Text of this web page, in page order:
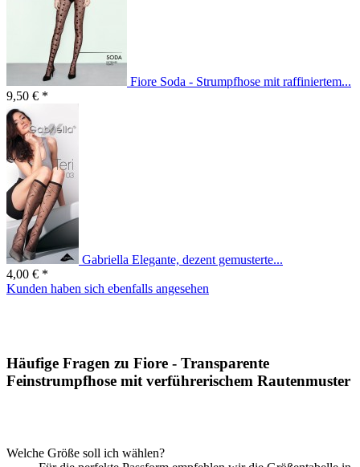
Fiore Soda - Strumpfhose mit raffiniertem...
9,50 € *
Gabriella Elegante, dezent gemusterte...
4,00 € *
Kunden haben sich ebenfalls angesehen
Häufige Fragen zu Fiore - Transparente
Feinstrumpfhose mit verführerischem Rautenmuster
Welche Größe soll ich wählen?